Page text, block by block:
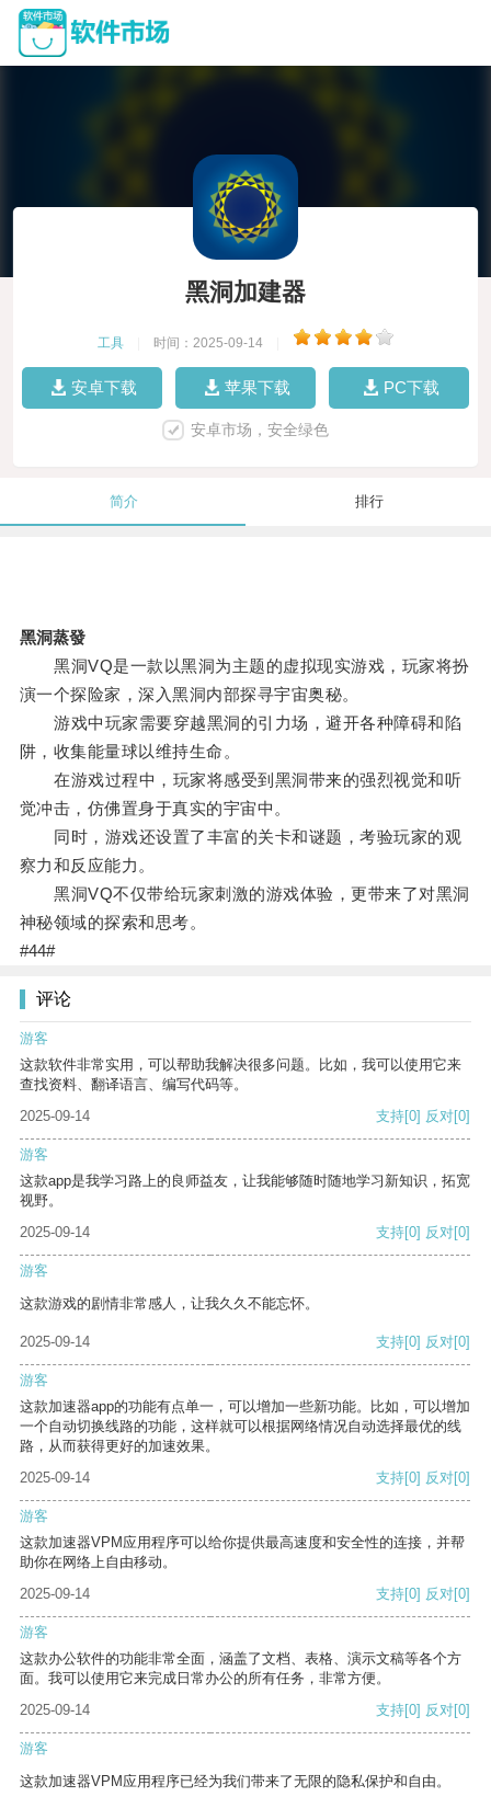
黑洞加建器
工具 时间：2025-09-14
安卓下载 苹果下载 PC下载
安卓市场，安全绿色
简介 排行
黑洞蒸發
黑洞VQ是一款以黑洞为主题的虚拟现实游戏，玩家将扮
演一个探险家，深入黑洞内部探寻宇宙奥秘。
游戏中玩家需要穿越黑洞的引力场，避开各种障碍和陷
阱，收集能量球以维持生命。
在游戏过程中，玩家将感受到黑洞带来的强烈视觉和听
觉冲击，仿佛置身于真实的宇宙中。
同时，游戏还设置了丰富的关卡和谜题，考验玩家的观
察力和反应能力。
黑洞VQ不仅带给玩家刺激的游戏体验，更带来了对黑洞
神秘领域的探索和思考。
#44#
评论
游客
这款软件非常实用，可以帮助我解决很多问题。比如，我可以使用它来
查找资料、翻译语言、编写代码等。
2025-09-14
支持[0] 反对[0]
游客
这款app是我学习路上的良师益友，让我能够随时随地学习新知识，拓宽
视野。
2025-09-14
支持[0] 反对[0]
游客
这款游戏的剧情非常感人，让我久久不能忘怀。
2025-09-14 支持[0] 反对[0]
游客
这款加速器app的功能有点单一，可以增加一些新功能。比如，可以增加
一个自动切换线路的功能，这样就可以根据网络情况自动选择最优的线
路，从而获得更好的加速效果。
2025-09-14
支持[0] 反对[0]
游客
这款加速器VPM应用程序可以给你提供最高速度和安全性的连接，并帮
助你在网络上自由移动。
2025-09-14
支持[0] 反对[0]
游客
这款办公软件的功能非常全面，涵盖了文档、表格、演示文稿等各个方
面。我可以使用它来完成日常办公的所有任务，非常方便。
2025-09-14
支持[0] 反对[0]
游客
这款加速器VPM应用程序已经为我们带来了无限的隐私保护和自由。